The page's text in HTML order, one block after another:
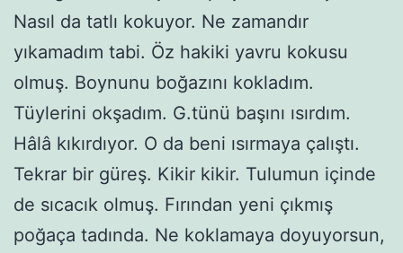
Nasıl da tatlı kokuyor. Ne zamandır
yıkamadım tabi. Öz hakiki yavru kokusu
olmuş. Boynunu boğazını kokladım.
Tüylerini okşadım. G.tünü başını ısırdım.
Hâlâ kıkırdıyor. O da beni ısırmaya çalıştı.
Tekrar bir güreş. Kikir kikir. Tulumun içinde
de sıcacık olmuş. Fırından yeni çıkmış
poğaça tadında. Ne koklamaya doyuyorsun,